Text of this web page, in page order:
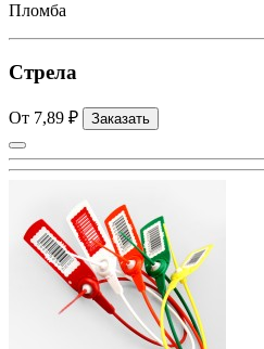
Пломба
Стрела
От 7,89 ₽ Заказать